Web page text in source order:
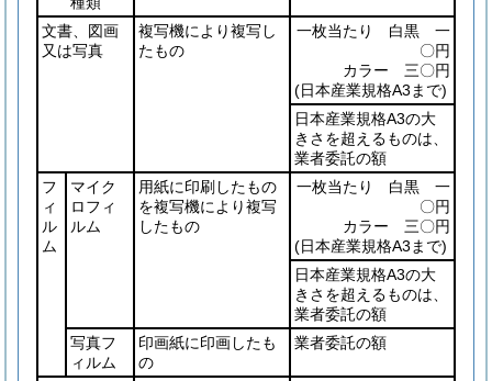
文書、図画
又は写真
複写機により複写し
たもの
一枚当たり 白黒 一
〇円
カラー 三〇円
(日本産業規格A3まで)
日本産業規格A3の大
きさを超えるものは、
業者委託の額
フ
ィ
ル
ム
マイク
ロフィ
ルム
用紙に印刷したもの
を複写機により複写
したもの
一枚当たり 白黒 一
〇円
カラー 三〇円
(日本産業規格A3まで)
日本産業規格A3の大
きさを超えるものは、
業者委託の額
写真フ
ィルム
印画紙に印画したも
の
業者委託の額